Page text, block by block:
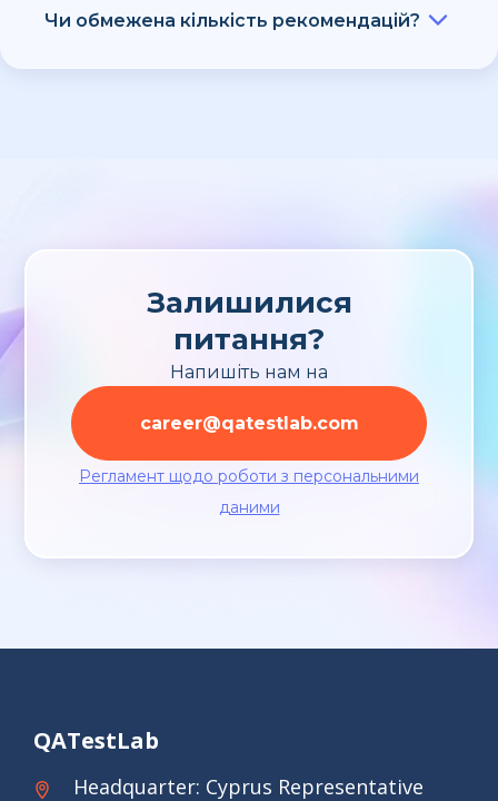
QATestLab. Список регулярно оновлюється.
Чи обмежена кількість рекомендацій?
Залишилися
питання?
Напишіть нам на
career@qatestlab.com
Регламент щодо роботи з персональними
даними
QATestLab
Headquarter: Cyprus Representative